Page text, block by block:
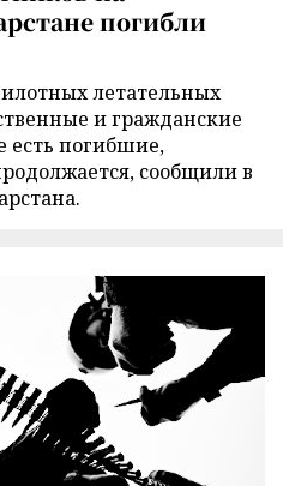
погибли
летательных
и гражданские
есть погибшие,
сообщили в